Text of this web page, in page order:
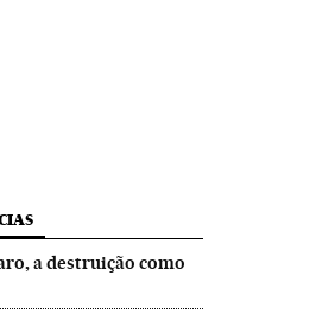
a destruição como